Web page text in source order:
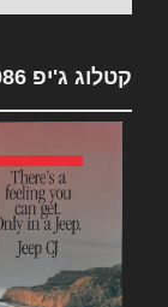
קטלוג ג'יפ 1986